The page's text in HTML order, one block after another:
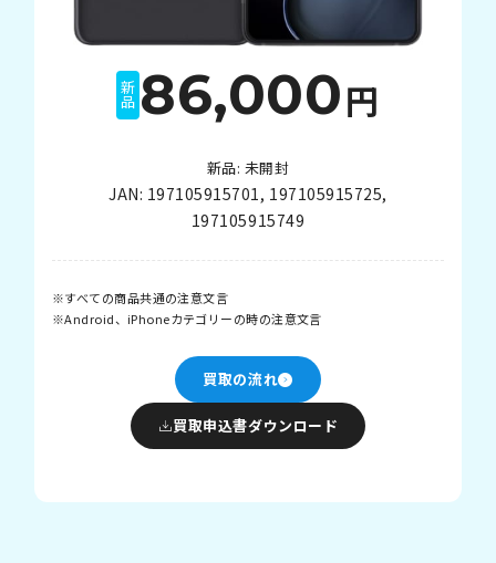
新品 86,000円
新品: 未開封
JAN: 197105915701, 197105915725,
197105915749
すべての商品共通の注意文言
Android、iPhoneカテゴリーの時の注意文言
買取の流れ
買取申込書ダウンロード